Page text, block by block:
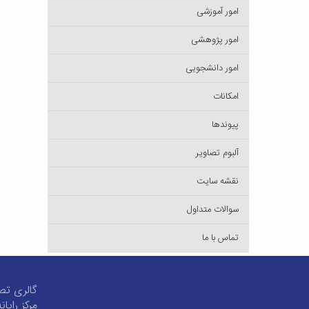
امور آموزشی
امور پژوهشی
امور دانشجویی
امکانات
پیوندها
آلبوم تصاویر
نقشه سایت
سوالات متداول
تماس با ما
گالری